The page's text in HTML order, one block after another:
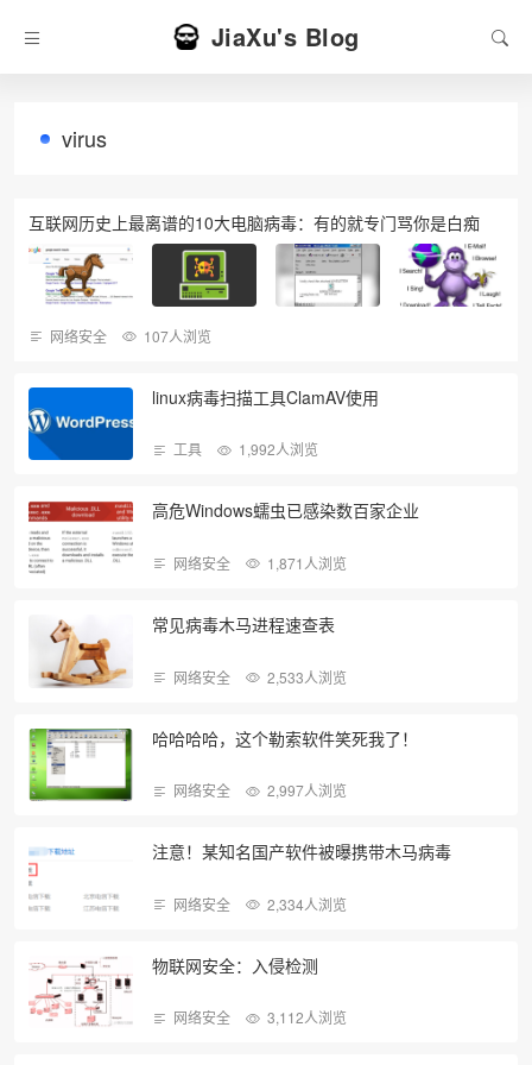
JiaXu's Blog
virus
互联网历史上最离谱的10大电脑病毒：有的就专门骂你是白痴
网络安全 107人浏览
linux病毒扫描工具ClamAV使用
工具 1,992人浏览
高危Windows蠕虫已感染数百家企业
网络安全 1,871人浏览
常见病毒木马进程速查表
网络安全 2,533人浏览
哈哈哈哈，这个勒索软件笑死我了！
网络安全 2,997人浏览
注意！某知名国产软件被曝携带木马病毒
网络安全 2,334人浏览
物联网安全：入侵检测
网络安全 3,112人浏览